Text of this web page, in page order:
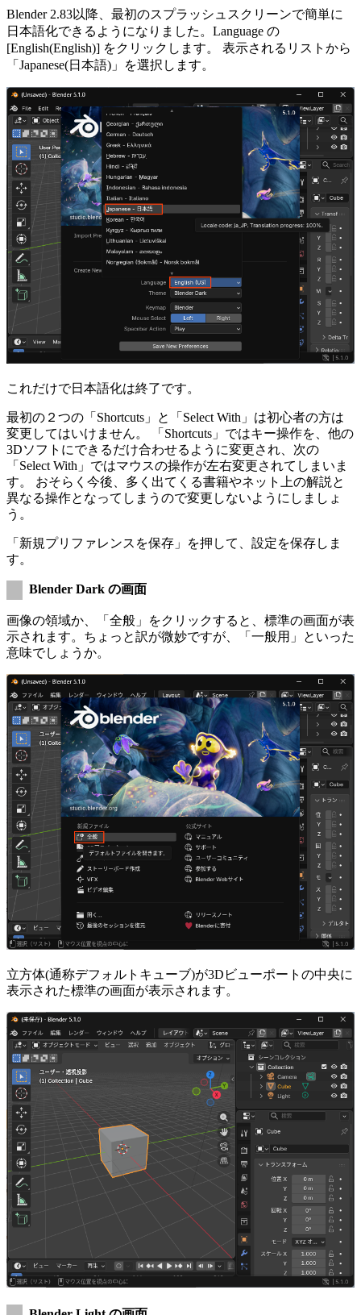
Blender 2.83以降、最初のスプラッシュスクリーンで簡単に
日本語化できるようになりました。Language の
[English(English)] をクリックします。 表示されるリストから
「Japanese(日本語)」を選択します。
これだけで日本語化は終了です。
最初の２つの「Shortcuts」と「Select With」は初心者の方は
変更してはいけません。 「Shortcuts」ではキー操作を、他の
3Dソフトにできるだけ合わせるように変更され、次の
「Select With」ではマウスの操作が左右変更されてしまいま
す。 おそらく今後、多く出てくる書籍やネット上の解説と
異なる操作となってしまうので変更しないようにしましょ
う。
「新規プリファレンスを保存」を押して、設定を保存しま
す。
Blender Dark の画面
画像の領域か、「全般」をクリックすると、標準の画面が表
示されます。ちょっと訳が微妙ですが、「一般用」といった
意味でしょうか。
立方体(通称デフォルトキューブ)が3Dビューポートの中央に
表示された標準の画面が表示されます。